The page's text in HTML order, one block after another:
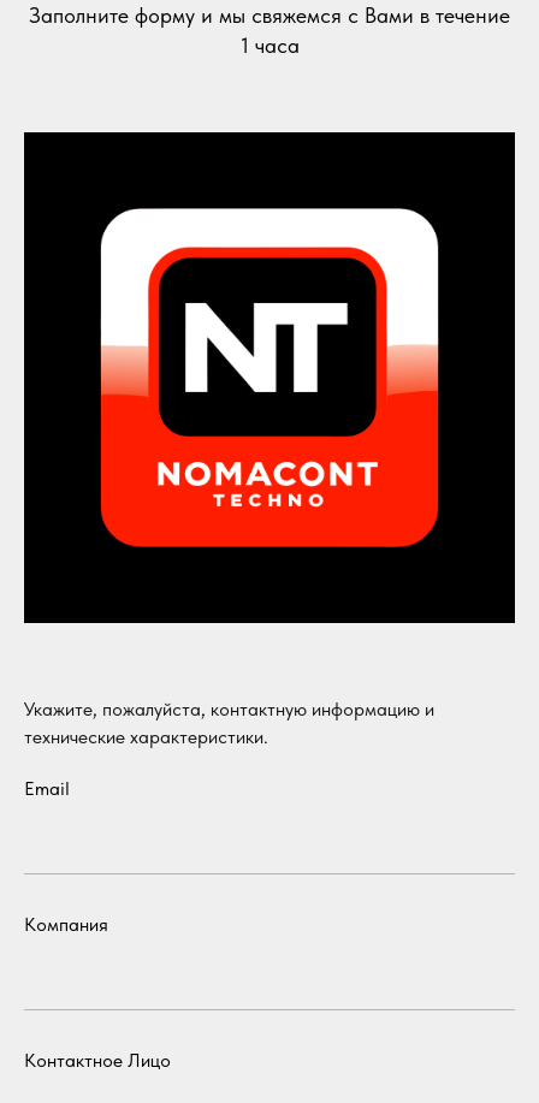
Заполните форму и мы свяжемся с Вами в течение
1 часа
Укажите, пожалуйста, контактную информацию и
технические характеристики.
Email
Компания
Контактное Лицо